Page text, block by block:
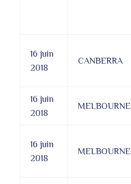
16 juin
2018
CANBERRA
16 juin
2018
MELBOURNE
16 juin
2018
MELBOURNE